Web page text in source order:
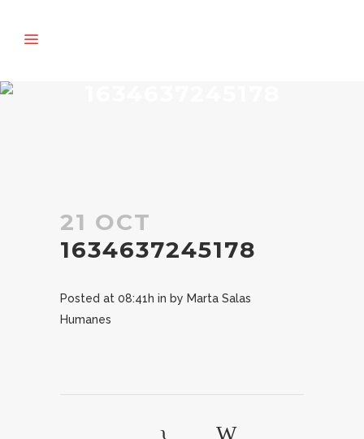
21 OCT
1634637245178
Posted at 08:41h in by Marta Salas
Humanes